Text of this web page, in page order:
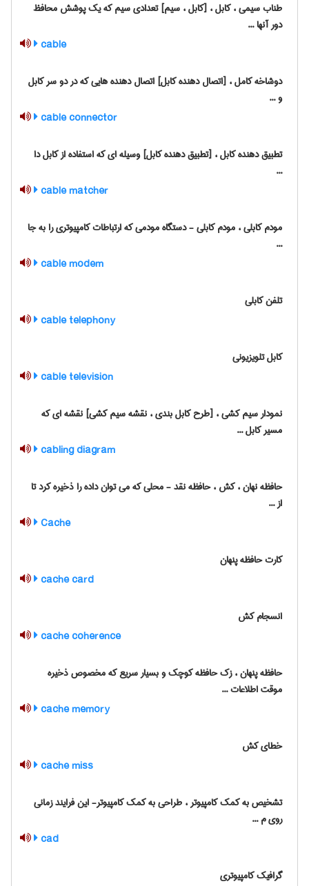
طناب سیمی ، کابل ، [کابل ، سیم] تعدادی سیم که یک پوشش محافظ
دور آنها ...
cable
دوشاخه کامل ، [اتصال دهنده کابل] اتصال دهنده هایی که در دو سر کابل
و ...
cable connector
تطبیق دهنده کابل ، [تطبیق دهنده کابل] وسیله ای که استفاده از کابل دا
...
cable matcher
مودم کابلی ، مودم کابلی - دستگاه مودمی که ارتباطات کامپیوتری را به جا
...
cable modem
تلفن کابلی
cable telephony
کابل تلویزیونی
cable television
نمودار سیم کشی ، [طرح کابل بندی ، نقشه سیم کشی] نقشه ای که
مسیر کابل ...
cabling diagram
حافظه نهان ، کش ، حافظه نقد - محلی که می توان داده را ذخیره کرد تا
از ...
Cache
کارت حافظه پنهان
cache card
انسجام کش
cache coherence
حافظه پنهان ، زک حافظه کوچک و بسیار سریع که مخصوص ذخیره
موقت اطلاعات ...
cache memory
خطای کش
cache miss
تشخیص به کمک کامپیوتر ، طراحی به کمک کامپیوتر- این فرایند زمانی
روی م ...
cad
گرافیک کامپیوتری